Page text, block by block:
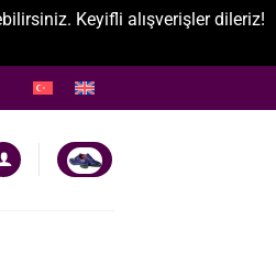
Keyifli alışverişler dileriz!